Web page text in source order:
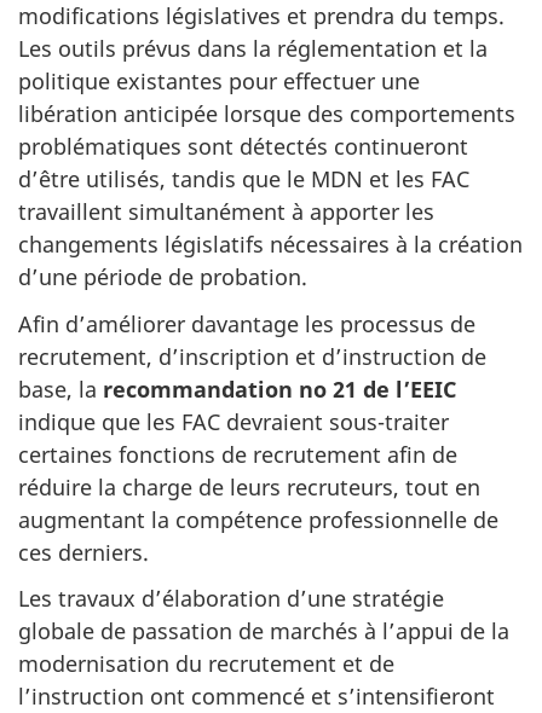
modifications législatives et prendra du temps.
Les outils prévus dans la réglementation et la
politique existantes pour effectuer une
libération anticipée lorsque des comportements
problématiques sont détectés continueront
d’être utilisés, tandis que le MDN et les FAC
travaillent simultanément à apporter les
changements législatifs nécessaires à la création
d’une période de probation.
Afin d’améliorer davantage les processus de
recrutement, d’inscription et d’instruction de
base, la recommandation no 21 de l’EEIC
indique que les FAC devraient sous-traiter
certaines fonctions de recrutement afin de
réduire la charge de leurs recruteurs, tout en
augmentant la compétence professionnelle de
ces derniers.
Les travaux d’élaboration d’une stratégie
globale de passation de marchés à l’appui de la
modernisation du recrutement et de
l’instruction ont commencé et s’intensifieront